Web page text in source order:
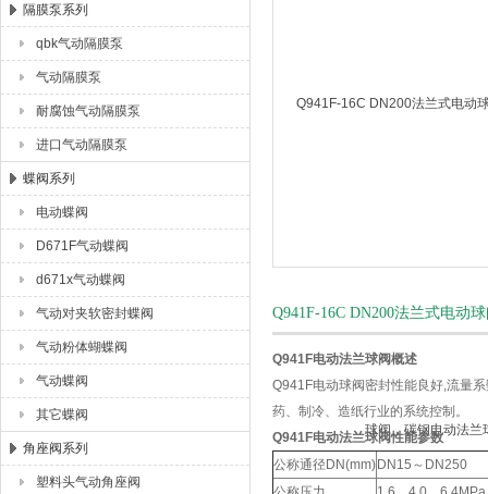
隔膜泵系列
qbk气动隔膜泵
气动隔膜泵
耐腐蚀气动隔膜泵
进口气动隔膜泵
蝶阀系列
电动蝶阀
D671F气动蝶阀
d671x气动蝶阀
气动对夹软密封蝶阀
气动粉体蝴蝶阀
气动蝶阀
其它蝶阀
角座阀系列
塑料头气动角座阀
Q941F-16C DN200法兰式电动
Q941F电动法兰球阀概述
Q941F电动球阀密封性能良好,流量
药、制冷、造纸行业的系统控制。
Q941F电动法兰球阀性能参数
公称通径DN(mm) DN15～DN250